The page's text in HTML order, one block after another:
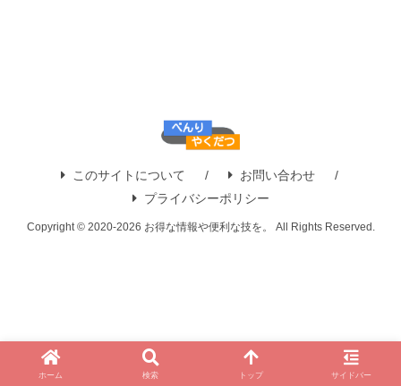
このサイトについて
お問い合わせ
プライバシーポリシー
Copyright © 2020-2026 お得な情報や便利な技を。 All Rights Reserved.
ホーム 検索 トップ サイドバー